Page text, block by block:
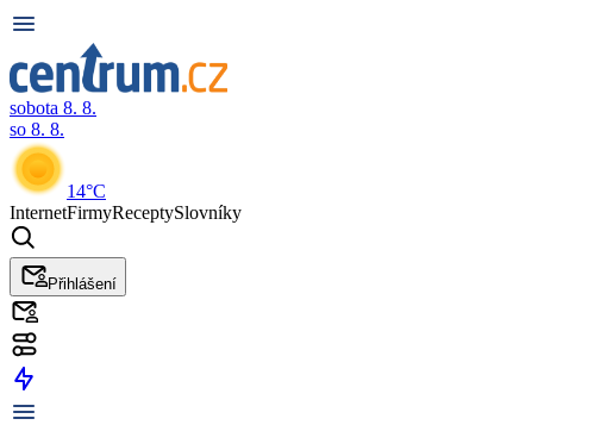
sobota 8. 8.
so 8. 8.
14°C
InternetFirmyReceptySlovníky
Přihlášení